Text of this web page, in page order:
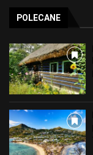
POLECANE